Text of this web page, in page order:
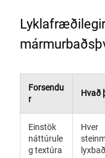
Forsendu
r
Hvað
Einstök
náttúrule
g textúra